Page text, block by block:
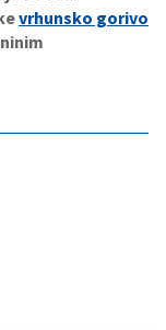
vrhunsko gorivo